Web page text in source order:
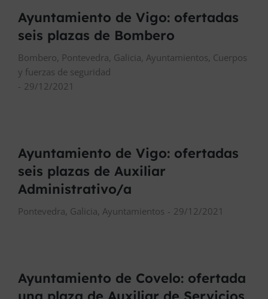
Ayuntamiento de Vigo: ofertadas
seis plazas de Bombero
Bombero, Pontevedra, Galicia, Ayuntamientos, Cuerpos
y fuerzas de seguridad
29/12/2021
Ayuntamiento de Vigo: ofertadas
seis plazas de Auxiliar
Administrativo/a
Pontevedra, Galicia, Ayuntamientos 29/12/2021
Ayuntamiento de Covelo: ofertada